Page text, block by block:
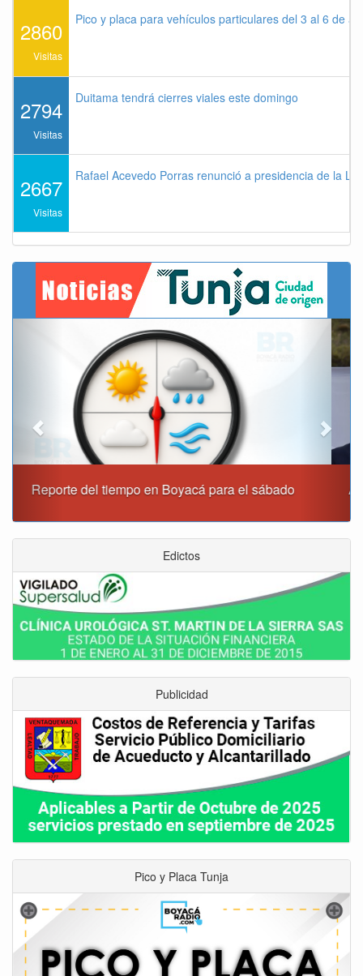
2860
Visitas
Pico y placa para vehículos particulares del 3 al 6 de
2794
Visitas
Duitama tendrá cierres viales este domingo
2667
Visitas
Rafael Acevedo Porras renunció a presidencia de la
Alcaldía de Tunja y Gobernación de Boyacá firmaron
Next
Edictos
Publicidad
Pico y Placa Tunja